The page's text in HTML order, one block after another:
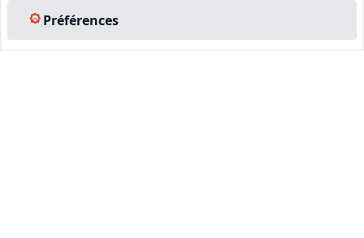
Préférences
Accueil
Nous rejoindre